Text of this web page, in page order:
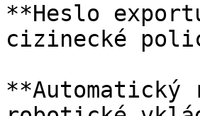
**Heslo
cizinecké